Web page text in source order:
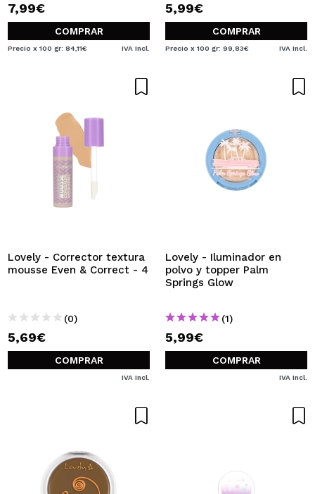
7,99€
COMPRAR
Precio x 100 gr: 84,11€ IVA Incl.
5,99€
COMPRAR
Precio x 100 gr: 99,83€ IVA Incl.
Lovely - Corrector textura
mousse Even & Correct - 4
(0)
5,69€
COMPRAR
IVA Incl.
Lovely - Iluminador en
polvo y topper Palm
Springs Glow
(1)
5,99€
COMPRAR
IVA Incl.